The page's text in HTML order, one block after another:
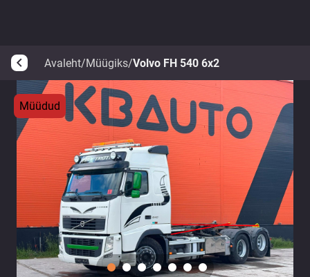
arrow_back_ios Avaleht/Müügiks/Volvo FH 540 6x2
Müüdud